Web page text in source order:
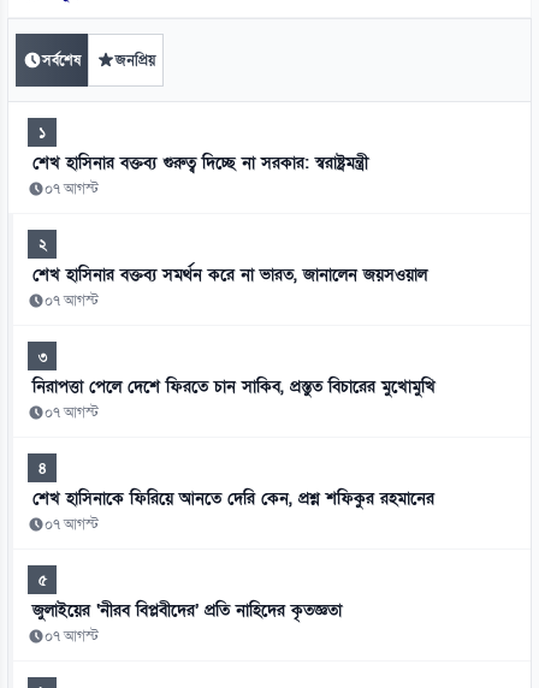
সর্বশেষ জনপ্রিয়
১
শেখ হাসিনার বক্তব্য গুরুত্ব দিচ্ছে না সরকার: স্বরাষ্ট্রমন্ত্রী
০৭ আগস্ট
২
শেখ হাসিনার বক্তব্য সমর্থন করে না ভারত, জানালেন জয়সওয়াল
০৭ আগস্ট
৩
নিরাপত্তা পেলে দেশে ফিরতে চান সাকিব, প্রস্তুত বিচারের মুখোমুখি
০৭ আগস্ট
৪
শেখ হাসিনাকে ফিরিয়ে আনতে দেরি কেন, প্রশ্ন শফিকুর রহমানের
০৭ আগস্ট
৫
জুলাইয়ের ‘নীরব বিপ্লবীদের’ প্রতি নাহিদের কৃতজ্ঞতা
০৭ আগস্ট